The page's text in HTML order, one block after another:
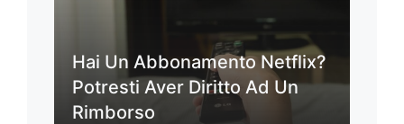
Hai Un Abbonamento Netflix?
Potresti Aver Diritto Ad Un
Rimborso